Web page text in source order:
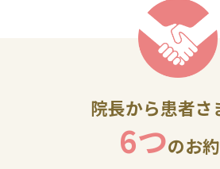
院長から患者さ
6つのお